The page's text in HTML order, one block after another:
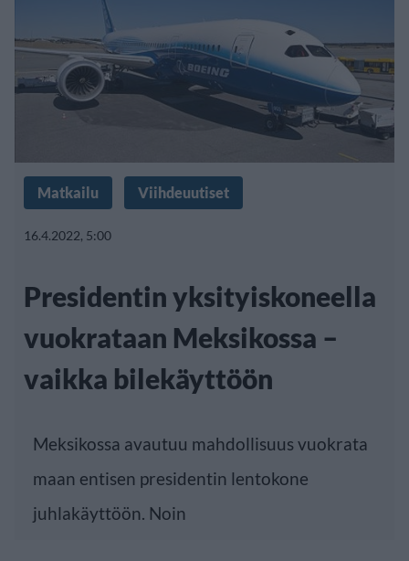
Matkailu Viihdeuutiset
16.4.2022, 5:00
Presidentin yksityiskoneella
vuokrataan Meksikossa –
vaikka bilekäyttöön
Meksikossa avautuu mahdollisuus vuokrata
maan entisen presidentin lentokone
juhlakäyttöön. Noin